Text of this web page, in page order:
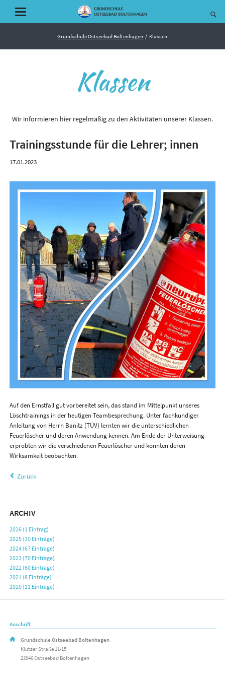
Grundschule Ostseebad Boltenhagen Klassen
Klassen
Wir informieren hier regelmäßig zu den Aktivitäten unserer Klassen.
Trainingsstunde für die Lehrer; innen
17.01.2023
Auf den Ernstfall gut vorbereitet sein, das stand im Mittelpunkt unseres
Löschtrainings in der heutigen Teambesprechung. Unter fachkundiger
Anleitung von Herrn Banitz (TÜV) lernten wir die unterschiedlichen
Feuerlöscher und deren Anwendung kennen. Am Ende der Unterweisung
erprobten wir die verschiedenen Feuerlöscher und konnten deren
Wirksamkeit beobachten.
Zurück
ARCHIV
2026 (1 Eintrag)
2025 (30 Einträge)
2024 (67 Einträge)
2023 (70 Einträge)
2022 (60 Einträge)
2021 (8 Einträge)
2020 (11 Einträge)
Anschrift
Grundschule Ostseebad Boltenhagen
Klützer Straße 11-15
23946 Ostseebad Boltenhagen